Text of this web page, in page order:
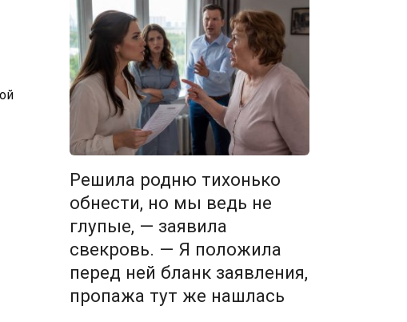
Решила родню тихонько
обнести, но мы ведь не
глупые, — заявила
свекровь. — Я положила
перед ней бланк заявления,
пропажа тут же нашлась